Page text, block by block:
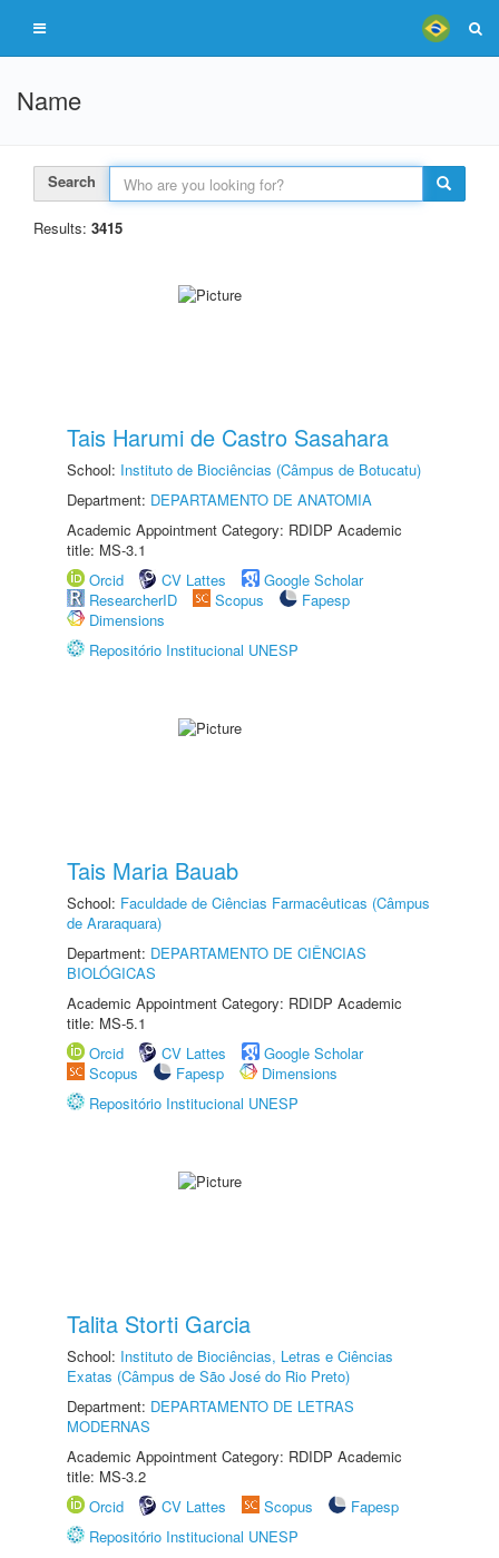
Name
Search
Results: 3415
Tais Harumi de Castro Sasahara
School: Instituto de Biociências (Câmpus de Botucatu)
Department: DEPARTAMENTO DE ANATOMIA
Academic Appointment Category: RDIDP Academic
title: MS-3.1
Orcid
CV Lattes
Google Scholar
ResearcherID
Scopus
Fapesp
Dimensions
Repositório Institucional UNESP
Tais Maria Bauab
School: Faculdade de Ciências Farmacêuticas (Câmpus
de Araraquara)
Department: DEPARTAMENTO DE CIÊNCIAS
BIOLÓGICAS
Academic Appointment Category: RDIDP Academic
title: MS-5.1
Orcid
CV Lattes
Google Scholar
Scopus
Fapesp
Dimensions
Repositório Institucional UNESP
Talita Storti Garcia
School: Instituto de Biociências, Letras e Ciências
Exatas (Câmpus de São José do Rio Preto)
Department: DEPARTAMENTO DE LETRAS
MODERNAS
Academic Appointment Category: RDIDP Academic
title: MS-3.2
Orcid
CV Lattes Scopus
Fapesp
Repositório Institucional UNESP